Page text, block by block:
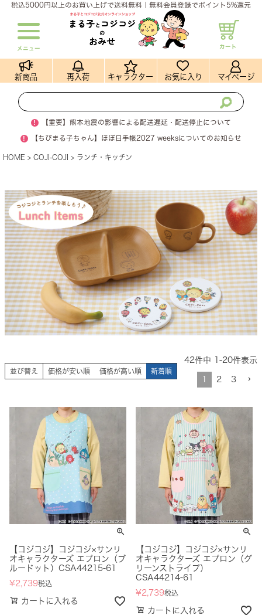
税込5000円以上のお買い上げで送料無料｜無料会員登録でポイント5%還元
メニュー カート
新商品 再入荷 キャラクター お気に入り マイページ
! 【重要】熊本地震の影響による配送遅延・配送停止について
! 【ちびまる子ちゃん】ほぼ日手帳2027 weeksについてのお知らせ
HOME COJI-COJI ランチ・キッチン
並び替え 価格が安い順 価格が高い順 新着順
42件中 -20件表示
2 3
【コジコジ】コジコジ×サンリ
オキャラクターズ エプロン（ブ
ルードット）CSA44215-61
¥2,739税込
カートに入れる
【コジコジ】コジコジ×サンリ
オキャラクターズ エプロン（グ
リーンストライプ）
CSA44214-61
¥2,739税込
カートに入れる